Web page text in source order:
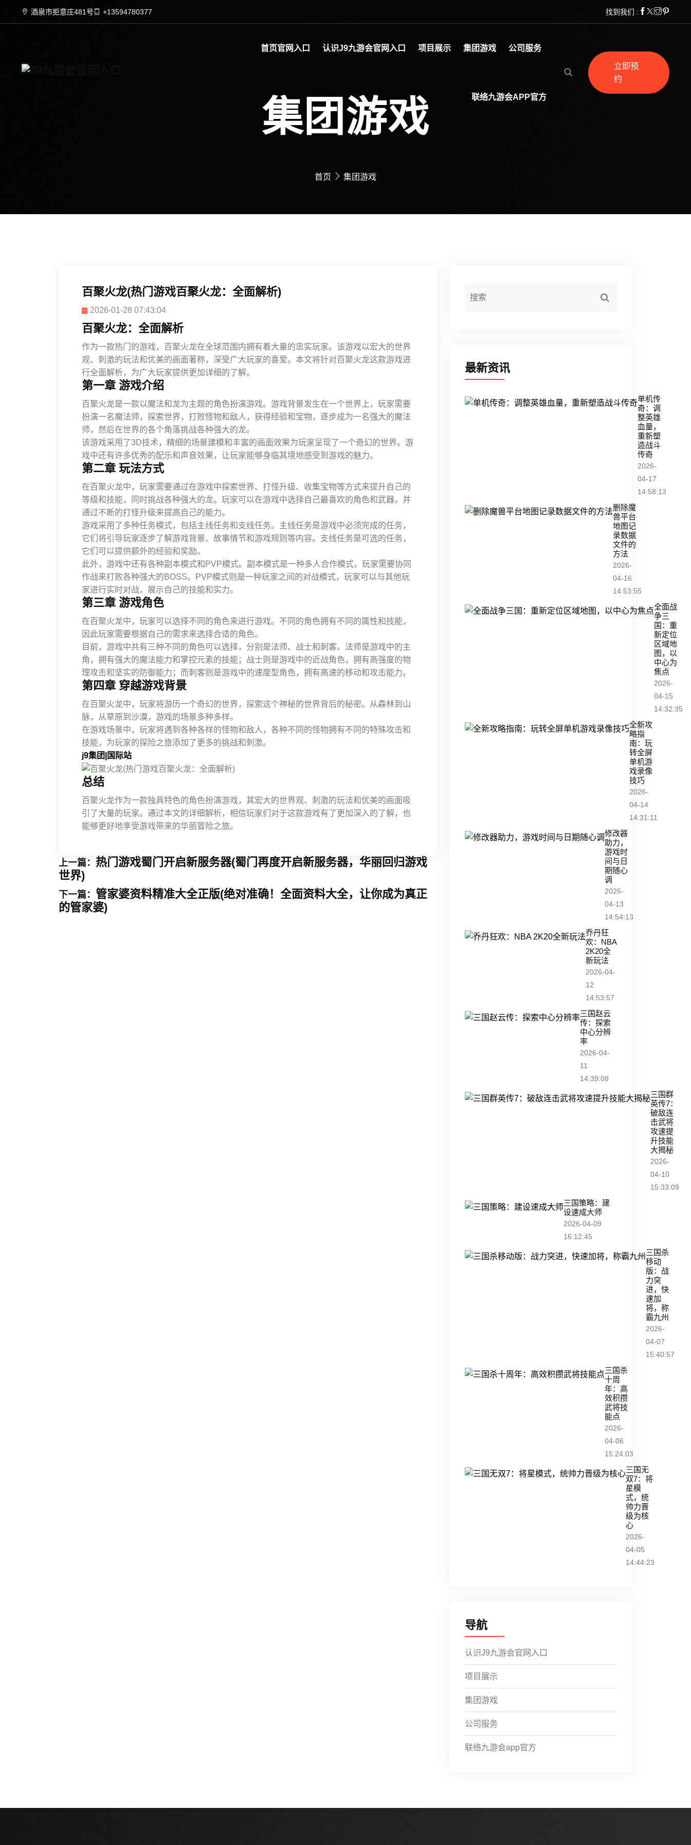
酒泉市拒意庄481号 +13594780377 找到我们 :
首页官网入口 认识J9九游会官网入口 项目展示 集团游戏 公司服务
联络九游会APP官方
立即预
约
集团游戏
首页 集团游戏
百聚火龙(热门游戏百聚火龙：全面解析)
2026-01-28 07:43:04
百聚火龙：全面解析
作为一款热门的游戏，百聚火龙在全球范围内拥有着大量的忠实玩家。该游戏以宏大的世界
观、刺激的玩法和优美的画面著称，深受广大玩家的喜爱。本文将针对百聚火龙这款游戏进
行全面解析，为广大玩家提供更加详细的了解。
第一章 游戏介绍
百聚火龙是一款以魔法和龙为主题的角色扮演游戏。游戏背景发生在一个世界上，玩家需要
扮演一名魔法师，探索世界，打败怪物和敌人，获得经验和宝物，逐步成为一名强大的魔法
师，然后在世界的各个角落挑战各种强大的龙。
该游戏采用了3D技术，精细的场景建模和丰富的画面效果为玩家呈现了一个奇幻的世界。游
戏中还有许多优秀的配乐和声音效果，让玩家能够身临其境地感受到游戏的魅力。
第二章 玩法方式
在百聚火龙中，玩家需要通过在游戏中探索世界、打怪升级、收集宝物等方式来提升自己的
等级和技能，同时挑战各种强大的龙。玩家可以在游戏中选择自己最喜欢的角色和武器，并
通过不断的打怪升级来提高自己的能力。
游戏采用了多种任务模式，包括主线任务和支线任务。主线任务是游戏中必须完成的任务，
它们将引导玩家逐步了解游戏背景、故事情节和游戏规则等内容。支线任务是可选的任务，
它们可以提供额外的经验和奖励。
此外，游戏中还有各种副本模式和PVP模式。副本模式是一种多人合作模式，玩家需要协同
作战来打败各种强大的BOSS。PVP模式则是一种玩家之间的对战模式，玩家可以与其他玩
家进行实时对战，展示自己的技能和实力。
第三章 游戏角色
在百聚火龙中，玩家可以选择不同的角色来进行游戏。不同的角色拥有不同的属性和技能，
因此玩家需要根据自己的需求来选择合适的角色。
目前，游戏中共有三种不同的角色可以选择，分别是法师、战士和刺客。法师是游戏中的主
角，拥有强大的魔法能力和掌控元素的技能；战士则是游戏中的近战角色，拥有高强度的物
理攻击和坚实的防御能力；而刺客则是游戏中的速度型角色，拥有高速的移动和攻击能力。
第四章 穿越游戏背景
在百聚火龙中，玩家将游历一个奇幻的世界，探索这个神秘的世界背后的秘密。从森林到山
脉，从草原到沙漠，游戏的场景多种多样。
在游戏场景中，玩家将遇到各种各样的怪物和敌人，各种不同的怪物拥有不同的特殊攻击和
技能，为玩家的探险之旅添加了更多的挑战和刺激。
j9集团|国际站
总结
百聚火龙作为一款独具特色的角色扮演游戏，其宏大的世界观、刺激的玩法和优美的画面吸
引了大量的玩家。通过本文的详细解析，相信玩家们对于这款游戏有了更加深入的了解，也
能够更好地享受游戏带来的华丽冒险之旅。
上一篇： 热门游戏蜀门开启新服务器(蜀门再度开启新服务器，华丽回归游戏
世界)
下一篇： 管家婆资料精准大全正版(绝对准确！全面资料大全，让你成为真正
的管家婆)
最新资讯
单机传
奇：调
整英雄
血量，
重新塑
造战斗
传奇
2026-
04-17
14:58:13
删除魔
兽平台
地图记
录数据
文件的
方法
2026-
04-16
14:53:55
全面战
争三
国：重
新定位
区域地
图，以
中心为
焦点
2026-
04-15
14:32:35
全新攻
略指
南：玩
转全屏
单机游
戏录像
技巧
2026-
04-14
14:31:11
修改器
助力，
游戏时
间与日
期随心
调
2026-
04-13
14:54:13
乔丹狂
欢：NBA
2K20全
新玩法
2026-04-
12
14:53:57
三国赵云
传：探索
中心分辨
率
2026-04-
11
14:39:08
三国群
英传7：
破敌连
击武将
攻速提
升技能
大揭秘
2026-
04-10
15:33:09
三国策略：建
设速成大师
2026-04-09
16:12:45
三国杀
移动
版：战
力突
进，快
速加
将，称
霸九州
2026-
04-07
15:40:57
三国杀
十周
年：高
效积攒
武将技
能点
2026-
04-06
15:24:03
三国无
双7：将
星模
式，统
帅力晋
级为核
心
2026-
04-05
14:44:23
导航
认识J9九游会官网入口
项目展示
集团游戏
公司服务
联络九游会app官方